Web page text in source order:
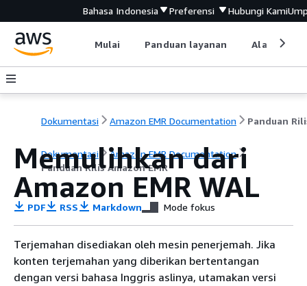
Bahasa Indonesia Preferensi Hubungi Kami
Mulai Panduan layanan Alat
Dokumentasi Amazon EMR Documentation
Dokumentasi
Amazon EMR Documentation
Panduan Rilis Amazon EMR
Memulihkan dari
Amazon EMR WAL
PDF RSS Markdown Mode fokus
Terjemahan disediakan oleh mesin penerjemah. Jika
konten terjemahan yang diberikan bertentangan
dengan versi bahasa Inggris aslinya, utamakan versi